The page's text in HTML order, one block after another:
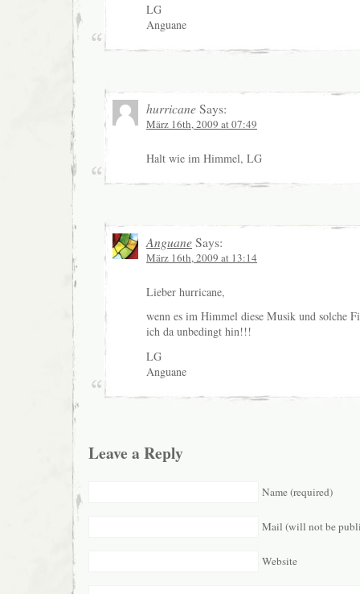
LG
Anguane
hurricane Says:
März 16th, 2009 at 07:49
Halt wie im Himmel, LG
Anguane Says:
März 16th, 2009 at 13:14
Lieber hurricane,
wenn es im Himmel diese Musik und solche
ich da unbedingt hin!!!
LG
Anguane
Leave a Reply
Name (required)
Mail (will not be
Website